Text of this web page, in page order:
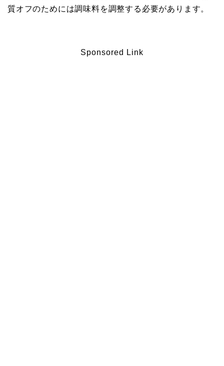
質オフのためには調味料を調整する必要があります。
Sponsored Link